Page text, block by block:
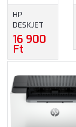
HP
DESKJET
2922 ALL-
IN-ONE
16 900
Ft